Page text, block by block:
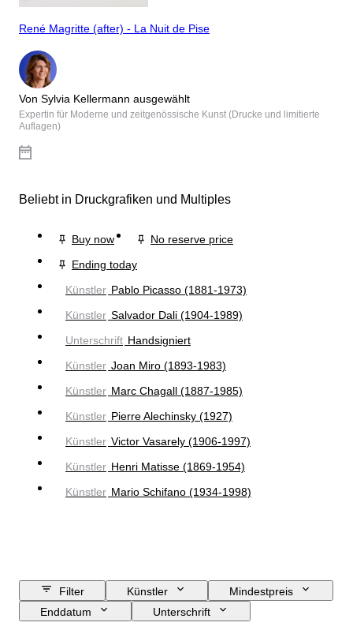
René Magritte (after) - La Nuit de Pise
Von Sylvia Kellermann ausgewählt
Expertin für Moderne und zeitgenössische Kunst (Drucke und limitierte
Auflagen)
Beliebt in Druckgrafiken und Multiples
Buy now
No reserve price
Ending today
Künstler Pablo Picasso (1881-1973)
Künstler Salvador Dali (1904-1989)
Unterschrift Handsigniert
Künstler Joan Miro (1893-1983)
Künstler Marc Chagall (1887-1985)
Künstler Pierre Alechinsky (1927)
Künstler Victor Vasarely (1906-1997)
Künstler Henri Matisse (1869-1954)
Künstler Mario Schifano (1934-1998)
Filter Künstler
Mindestpreis
Enddatum
Unterschrift